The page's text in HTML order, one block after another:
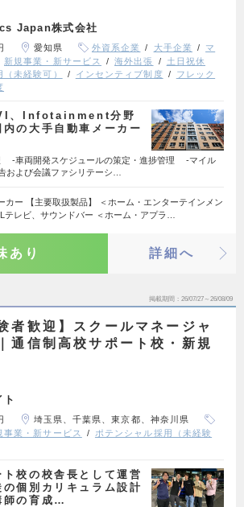
Japan株式会社
愛知県 外資系企業 大手企業
マ
新規事業・新サービス 海外出張
土日祝休
未経験可） インセンティブ制度
フレック
、Infotainment分野
の大手自動車メーカー
-車両開発スケジュールの策定・進捗管理 -マイル
よび会議ファシリテーシ…
カー 【主要取扱製品】 ＜ホーム・エンターテインメン
テレビ、サウンドバー ＜ホーム・アプラ…
あり 詳細へ
掲載期間 26/07/27～26/08/09
者歓迎】スクールマネージャ
通信制高校サポート校・新規
埼玉県、千葉県、東京都、神奈川県
事業・新サービス
ポテンシャル採用（未経験
校の校舎長として運営
個別カリキュラム設計
師の育成…